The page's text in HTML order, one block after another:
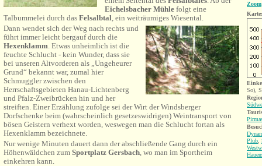
Eichelsbacher Mühle folgt eine
Talbummelei durch das Felsalbtal, ein weiträumiges Wiesental.
Dann wendet sich der Weg nach rechts und
führt immer leicht bergauf durch die
Hexenklamm. Etwas unheimlich ist die
feuchte Schlucht - kein Wunder, dass sie
bei unseren Altvorderen als „Ungeheurer
Grund“ bekannt war, zumal hier
Schmuggler zwischen den
Herrschaftsgebieten Hanau-Lichtenberg
und Pfalz-Zweibrücken hin und her
streiften. Einer Erzählung zufolge sei der Wirt der Windsberger
Dorfschenke beim (wahrscheinlich gesetzeswidrigen) Weintransport von
bösen Geistern verhext worden, weswegen man die Schlucht fortan als
Hexenklamm bezeichnete.
Nur wenige Minuten dauert dann der abschließende Gang durch ein
Höhenwäldchen zum Sportplatz Gersbach, wo man im Sportheim
einkehren kann.
Zoom
Karte:
So),
Plub